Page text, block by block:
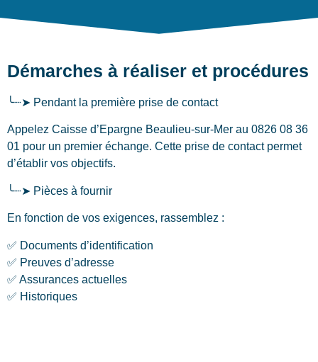
Démarches à réaliser et procédures
╰┈➤ Pendant la première prise de contact
Appelez Caisse d’Epargne Beaulieu-sur-Mer au 0826 08 36
01 pour un premier échange. Cette prise de contact permet
d’établir vos objectifs.
╰┈➤ Pièces à fournir
En fonction de vos exigences, rassemblez :
✅ Documents d’identification
✅ Preuves d’adresse
✅ Assurances actuelles
✅ Historiques